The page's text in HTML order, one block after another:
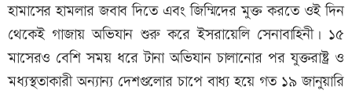
হামাসের হামলার জবাব দিতে এবং জিম্মিদের মুক্ত করতে ওই দিন
থেকেই গাজায় অভিযান শুরু করে ইসরায়েলি সেনাবাহিনী। ১৫
মাসেরও বেশি সময় ধরে টানা অভিযান চালানোর পর যুক্তরাষ্ট্র ও
মধ্যস্থতাকারী অন্যান্য দেশগুলোর চাপে বাধ্য হয়ে গত ১৯ জানুয়ারি